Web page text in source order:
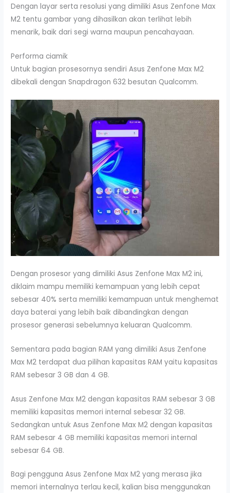
Dengan layar serta resolusi yang dimiliki Asus Zenfone Max
M2 tentu gambar yang dihasilkan akan terlihat lebih
menarik, baik dari segi warna maupun pencahayaan.
Performa ciamik
Untuk bagian prosesornya sendiri Asus Zenfone Max M2
dibekali dengan Snapdragon 632 besutan Qualcomm.
Dengan prosesor yang dimiliki Asus Zenfone Max M2 ini,
diklaim mampu memiliki kemampuan yang lebih cepat
sebesar 40% serta memiliki kemampuan untuk menghemat
daya baterai yang lebih baik dibandingkan dengan
prosesor generasi sebelumnya keluaran Qualcomm.
Sementara pada bagian RAM yang dimiliki Asus Zenfone
Max M2 terdapat dua pilihan kapasitas RAM yaitu kapasitas
RAM sebesar 3 GB dan 4 GB.
Asus Zenfone Max M2 dengan kapasitas RAM sebesar 3 GB
memiliki kapasitas memori internal sebesar 32 GB.
Sedangkan untuk Asus Zenfone Max M2 dengan kapasitas
RAM sebesar 4 GB memiliki kapasitas memori internal
sebesar 64 GB.
Bagi pengguna Asus Zenfone Max M2 yang merasa jika
memori internalnya terlau kecil, kalian bisa menggunakan